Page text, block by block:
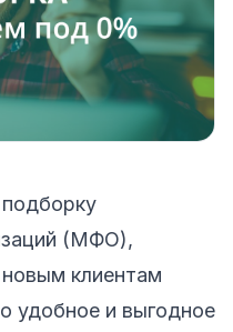
(МФО),
клиентам
удобное и выгодное